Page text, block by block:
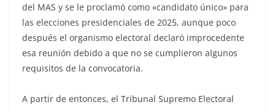
del MAS y se le proclamó como «candidato único» para
las elecciones presidenciales de 2025, aunque poco
después el organismo electoral declaró improcedente
esa reunión debido a que no se cumplieron algunos
requisitos de la convocatoria.
A partir de entonces, el Tribunal Supremo Electoral